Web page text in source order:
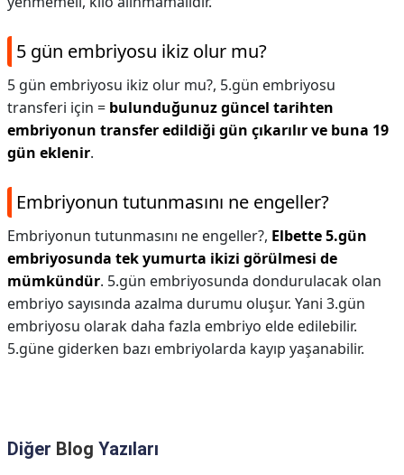
5 gün embriyosu ikiz olur mu?
5 gün embriyosu ikiz olur mu?, 5.gün embriyosu
transferi için = bulunduğunuz güncel tarihten
embriyonun transfer edildiği gün çıkarılır ve buna 19
gün eklenir.
Embriyonun tutunmasını ne engeller?
Embriyonun tutunmasını ne engeller?, Elbette 5.gün
embriyosunda tek yumurta ikizi görülmesi de
mümkündür. 5.gün embriyosunda dondurulacak olan
embriyo sayısında azalma durumu oluşur. Yani 3.gün
embriyosu olarak daha fazla embriyo elde edilebilir.
5.güne giderken bazı embriyolarda kayıp yaşanabilir.
Diğer Blog Yazıları